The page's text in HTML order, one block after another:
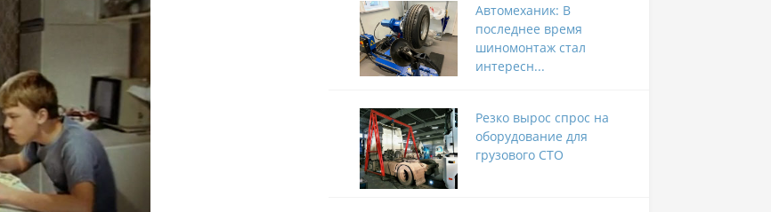
Автомеханик: В
последнее время
шиномонтаж стал
интересн...
Резко вырос спрос на
оборудование для
грузового СТО